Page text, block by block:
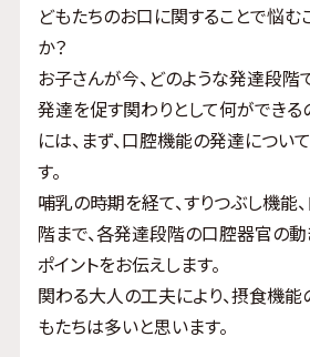
どもたちのお口に関することで悩む
か？
お子さんが今、どのような発達段階
発達を促す関わりとして何ができる
には、まず、口腔機能の発達につい
す。
哺乳の時期を経て、すりつぶし機能
階まで、各発達段階の口腔器官の動
ポイントをお伝えします。
関わる大人の工夫により、摂食機
もたちは多いと思います。